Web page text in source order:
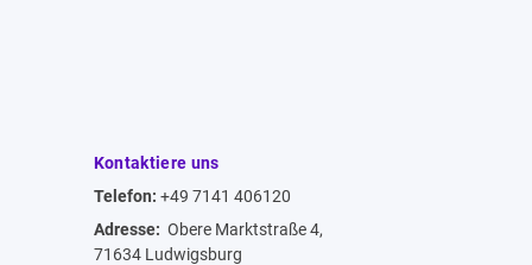
Kontaktiere uns
Telefon: +49 7141 406120
Adresse: Obere Marktstraße 4,
71634 Ludwigsburg